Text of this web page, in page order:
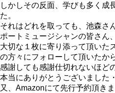
しかしその反面、学びも多く成
た。
それはどれを取っても、池森さ
ポートミュージシャンの皆さん
大切な１枚に寄り添って頂いた
の方々にフォローして頂いたか
感謝しても感謝仕切れないほど
本当にありがとうございました
又、Amazonにて先行予約頂き